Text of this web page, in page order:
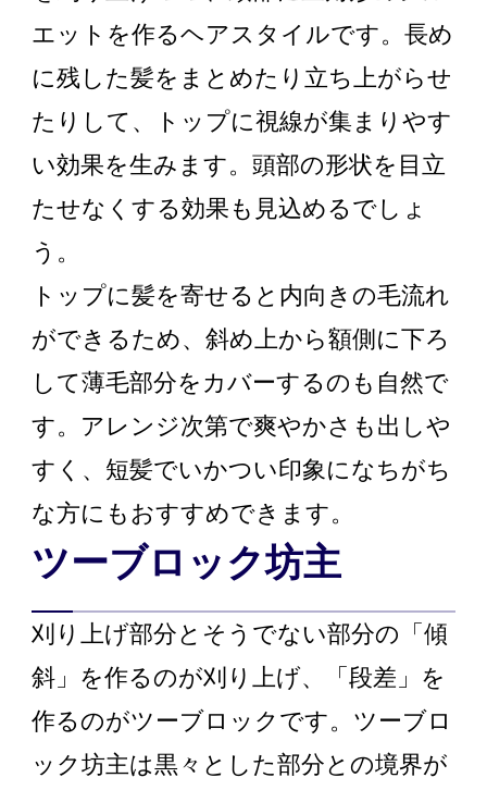
エットを作るヘアスタイルです。長め
に残した髪をまとめたり立ち上がらせ
たりして、トップに視線が集まりやす
い効果を生みます。頭部の形状を目立
たせなくする効果も見込めるでしょ
う。
トップに髪を寄せると内向きの毛流れ
ができるため、斜め上から額側に下ろ
して薄毛部分をカバーするのも自然で
す。アレンジ次第で爽やかさも出しや
すく、短髪でいかつい印象になちがち
な方にもおすすめできます。
ツーブロック坊主
刈り上げ部分とそうでない部分の「傾
斜」を作るのが刈り上げ、「段差」を
作るのがツーブロックです。ツーブロ
ック坊主は黒々とした部分との境界が